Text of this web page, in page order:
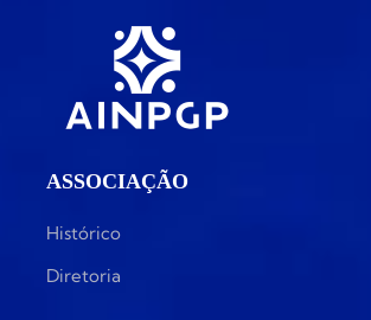
ASSOCIAÇÃO
Histórico
Diretoria